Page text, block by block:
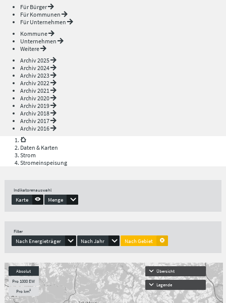
Für Bürger
Für Kommunen
Für Unternehmen
Kommune
Unternehmen
Weitere
Archiv 2025
Archiv 2024
Archiv 2023
Archiv 2022
Archiv 2021
Archiv 2020
Archiv 2019
Archiv 2018
Archiv 2017
Archiv 2016
Daten & Karten
Strom
Stromeinspeisung
Indikatorenauswahl
Karte Menge
Filter
Nach Energieträger Nach Jahr Nach Gebiet
Absolut
Pro 1000 EW
Pro km²
Übersicht
Legende